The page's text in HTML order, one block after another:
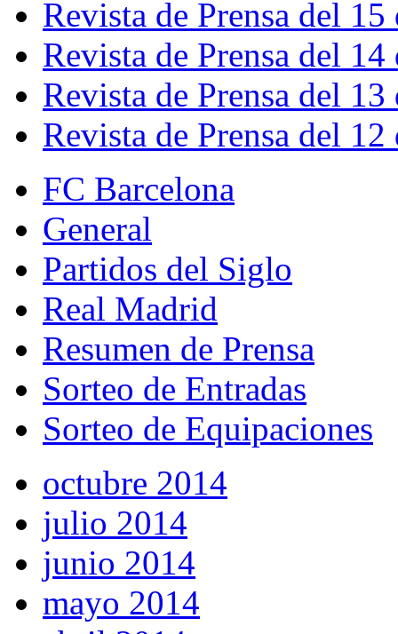
Revista de Prensa del
Revista de Prensa del
Revista de Prensa del
Revista de Prensa del
FC Barcelona
General
Partidos del Siglo
Real Madrid
Resumen de Prensa
Sorteo de Entradas
Sorteo de Equipaciones
octubre 2014
julio 2014
junio 2014
mayo 2014